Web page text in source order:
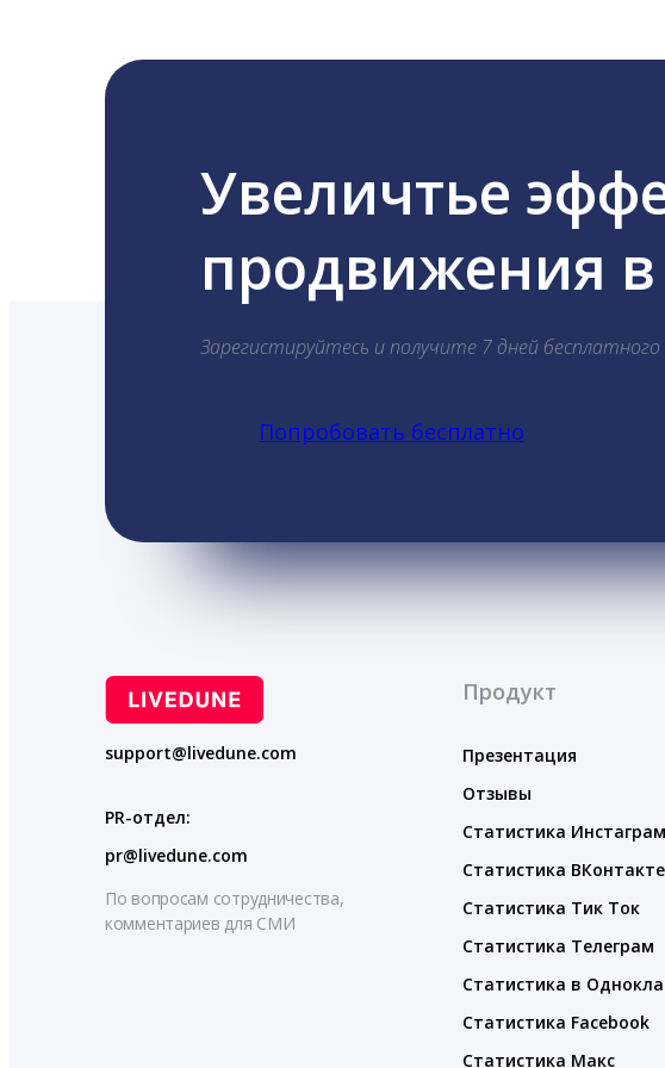
Увеличтье
продвижения в
Зарегистируйтесь и получите 7 дней
Попробовать бесплатно
support@livedune.com
PR-отдел:
pr@livedune.com
По вопросам сотрудничества,
комментариев для СМИ
Продукт
Презентация
Отзывы
Статистика Инстаграм
Статистика ВКонтакте
Статистика Тик Ток
Статистика Телеграм
Статистика в
Статистика Facebook
Статистика Макс